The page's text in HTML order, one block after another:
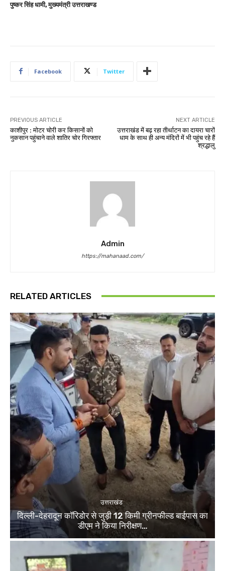
पुष्कर सिंह धामी, मुख्यमंत्री उत्तराखण्ड
Facebook Twitter
PREVIOUS ARTICLE
काशीपुर : मोटर चोरी कर किसानों को
नुकसान पहुंचाने वाले शातिर चोर गिरफ्तार
NEXT ARTICLE
उत्तराखंड में बढ़ रहा तीर्थाटन का दायरा चारों
धाम के साथ ही अन्य मंदिरों में भी पहुंच रहे हैं
श्रद्धालु
Admin
https://mahanaad.com/
RELATED ARTICLES
उत्तराखंड
दिल्ली-देहरादून कॉरिडोर से जुड़ी 12 किमी ग्रीनफील्ड बाईपास का
डीएम ने किया निरीक्षण…